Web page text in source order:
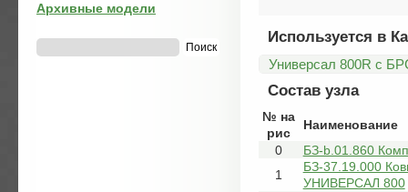
Архивные модели
Используется в
Универсал 800R с
Состав узла
№ на
рис
Наименование
0
БЗ-b.01.860
1
БЗ-37.19.000
УНИВЕРСАЛ 800